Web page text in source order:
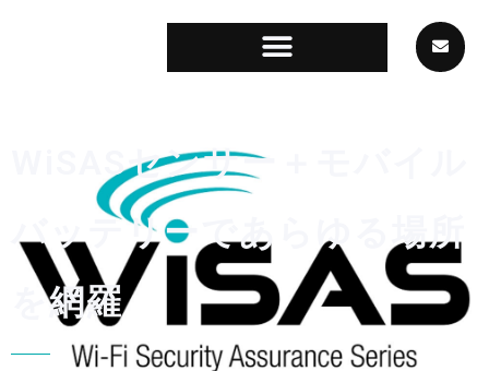
WiSASセンサー＋モバイル
バッテリーであらゆる場所
を網羅